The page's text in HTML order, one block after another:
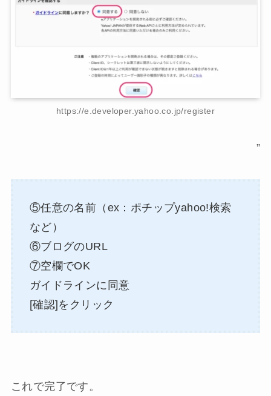
https://e.developer.yahoo.co.jp/register
”
⑤任意の名前（ex：ポチップyahoo!検索
など）
⑥ブログのURL
⑦空欄でOK
ガイドラインに同意
[確認]をクリック
これで完了です。